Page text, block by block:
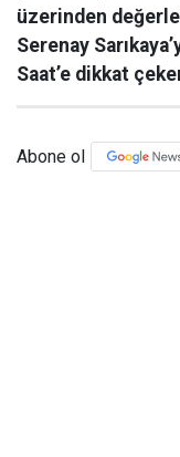
üzerinden
Serenay
Saat’e dikkat
Abone ol